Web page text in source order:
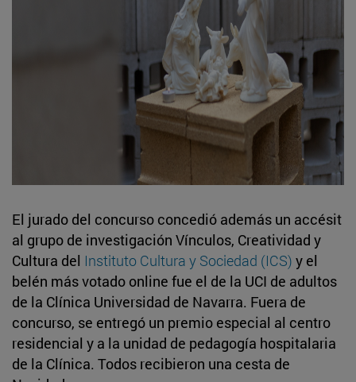
El jurado del concurso concedió además un accésit
al grupo de investigación Vínculos, Creatividad y
Cultura del Instituto Cultura y Sociedad (ICS) y el
belén más votado online fue el de la UCI de adultos
de la Clínica Universidad de Navarra. Fuera de
concurso, se entregó un premio especial al centro
residencial y a la unidad de pedagogía hospitalaria
de la Clínica. Todos recibieron una cesta de